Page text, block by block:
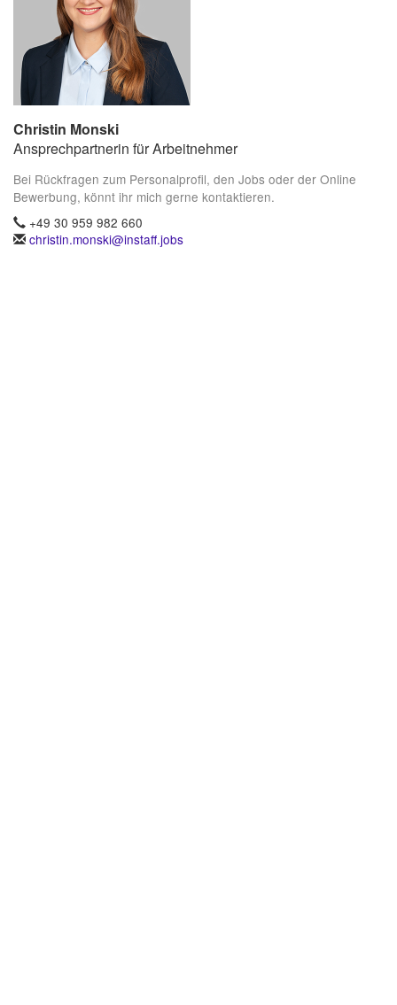
Christin Monski
Ansprechpartnerin für Arbeitnehmer
Bei Rückfragen zum Personalprofil, den Jobs oder der Online
Bewerbung, könnt ihr mich gerne kontaktieren.
+49 30 959 982 660
christin.monski@instaff.jobs